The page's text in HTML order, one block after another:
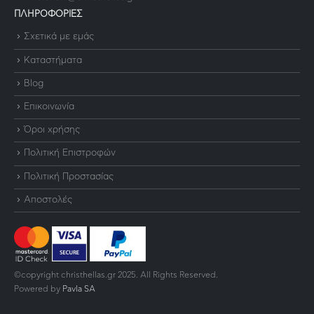
ΠΛΗΡΟΦΟΡΙΕΣ
Σχετικά με εμάς
Καταστήματα
Blog
Επικοινωνία
Όροι χρήσης
Πολιτική Επιστροφών
Πολιτική Προστασίας
Αποστολές
©copyright christhellas.gr 2025. All Rights Reserved.
Powered by Pavla SA